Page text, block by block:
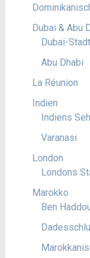
Dubai & Abu
Dubai-Stadt
Abu Dhabi
La Réunion
Indien
Indiens
Varanasi
London
Londons
Marokko
Ben